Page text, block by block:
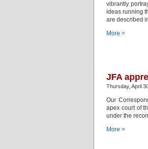
vibrantly
ideas running
are described
More >
JFA
Thursday, April
Our
apex court of
under the
More >